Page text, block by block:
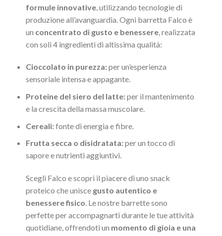
formule innovative, utilizzando tecnologie di
produzione all’avanguardia. Ogni barretta Falco è
un concentrato di gusto e benessere, realizzata
con soli 4 ingredienti di altissima qualità:
Cioccolato in purezza:per un’esperienza
sensoriale intensa e appagante.
Proteine del siero del latte:per il mantenimento
e la crescita della massa muscolare.
Cereali:fonte di energia e fibre.
Frutta secca o disidratata:per un tocco di
sapore e nutrienti aggiuntivi.
Scegli Falco e scopri il piacere di uno snack
proteico che unisce gusto autentico e
benessere fisico. Le nostre barrette sono
perfette per accompagnarti durante le tue attività
quotidiane, offrendoti un momento di gioia e una